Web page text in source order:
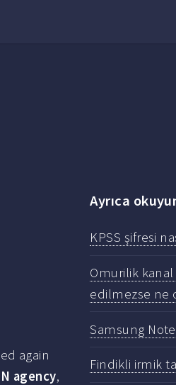
again
agency,
Ayrıca
KPSS şifresi
Omurilik
edilmezse ne
Samsung
Findikli irmik